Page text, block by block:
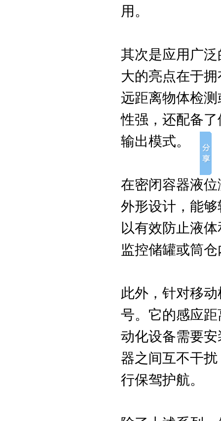
用。
其次是应用广
大的亮点在于
远距离物体检
性强，还配备
输出模式。
在密闭容器液
外形设计，能
以有效防止液
监控储罐或筒
此外，针对移
号。它的感应
动化设备需要
器之间互不干
行保驾护航。